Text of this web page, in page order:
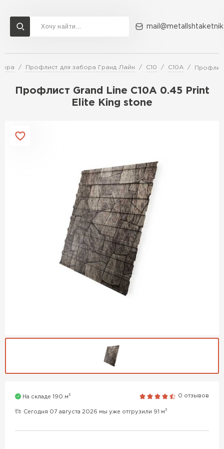
Профлист для забора Гранд Лайн С10 C10A
Профлист Grand Line C10A 0.45 Print
Elite King stone
На складе 190 м3 0 отзывов
Сегодня 07 августа 2026 мы уже отгрузили 91 м3
Доставка и оплата Акции О компании Контакты
Перейти в каталог